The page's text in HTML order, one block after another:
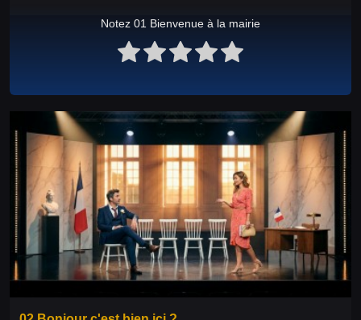
Notez 01 Bienvenue à la mairie